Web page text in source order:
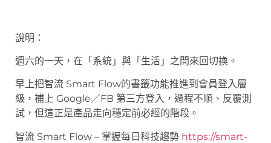
說明：
週六的一天，在「系統」與「生活」之間來回切換。
早上把智流 Smart Flow的書籤功能推進到會員登入層
級，補上 Google／FB 第三方登入，過程不順、反覆測
試，但這正是產品走向穩定前必經的階段。
智流 Smart Flow – 掌握每日科技趨勢 https://smart-